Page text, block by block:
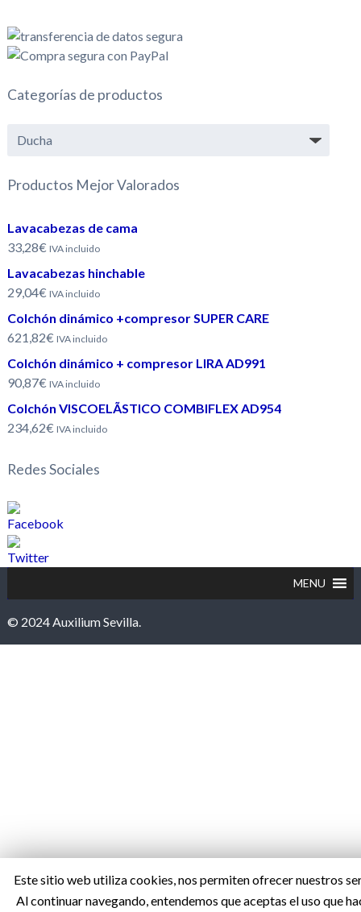
Categorías de productos
Productos Mejor Valorados
Lavacabezas de cama
33,28€ IVA incluido
Lavacabezas hinchable
29,04€ IVA incluido
Colchón dinámico +compresor SUPER CARE
621,82€ IVA incluido
Colchón dinámico + compresor LIRA AD991
90,87€ IVA incluido
Colchón VISCOELÃSTICO COMBIFLEX AD954
234,62€ IVA incluido
Redes Sociales
© 2024 Auxilium Sevilla.
Este sitio web utiliza cookies, nos permiten ofrecer nuestros
Al continuar navegando, entendemos que aceptas el uso que